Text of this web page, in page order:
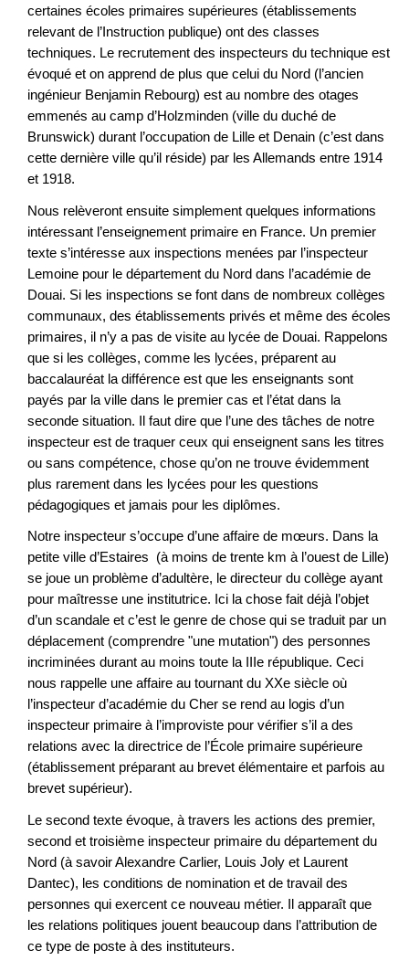
certaines écoles primaires supérieures (établissements
relevant de l’Instruction publique) ont des classes
techniques. Le recrutement des inspecteurs du technique est
évoqué et on apprend de plus que celui du Nord (l’ancien
ingénieur Benjamin Rebourg) est au nombre des otages
emmenés au camp d’Holzminden (ville du duché de
Brunswick) durant l’occupation de Lille et Denain (c’est dans
cette dernière ville qu’il réside) par les Allemands entre 1914
et 1918.
Nous relèveront ensuite simplement quelques informations
intéressant l’enseignement primaire en France. Un premier
texte s’intéresse aux inspections menées par l’inspecteur
Lemoine pour le département du Nord dans l’académie de
Douai. Si les inspections se font dans de nombreux collèges
communaux, des établissements privés et même des écoles
primaires, il n’y a pas de visite au lycée de Douai. Rappelons
que si les collèges, comme les lycées, préparent au
baccalauréat la différence est que les enseignants sont
payés par la ville dans le premier cas et l’état dans la
seconde situation. Il faut dire que l’une des tâches de notre
inspecteur est de traquer ceux qui enseignent sans les titres
ou sans compétence, chose qu’on ne trouve évidemment
plus rarement dans les lycées pour les questions
pédagogiques et jamais pour les diplômes.
Notre inspecteur s’occupe d’une affaire de mœurs. Dans la
petite ville d’Estaires (à moins de trente km à l’ouest de Lille)
se joue un problème d’adultère, le directeur du collège ayant
pour maîtresse une institutrice. Ici la chose fait déjà l’objet
d’un scandale et c’est le genre de chose qui se traduit par un
déplacement (comprendre "une mutation") des personnes
incriminées durant au moins toute la IIIe république. Ceci
nous rappelle une affaire au tournant du XXe siècle où
l’inspecteur d’académie du Cher se rend au logis d’un
inspecteur primaire à l’improviste pour vérifier s’il a des
relations avec la directrice de l’École primaire supérieure
(établissement préparant au brevet élémentaire et parfois au
brevet supérieur).
Le second texte évoque, à travers les actions des premier,
second et troisième inspecteur primaire du département du
Nord (à savoir Alexandre Carlier, Louis Joly et Laurent
Dantec), les conditions de nomination et de travail des
personnes qui exercent ce nouveau métier. Il apparaît que
les relations politiques jouent beaucoup dans l’attribution de
ce type de poste à des instituteurs.